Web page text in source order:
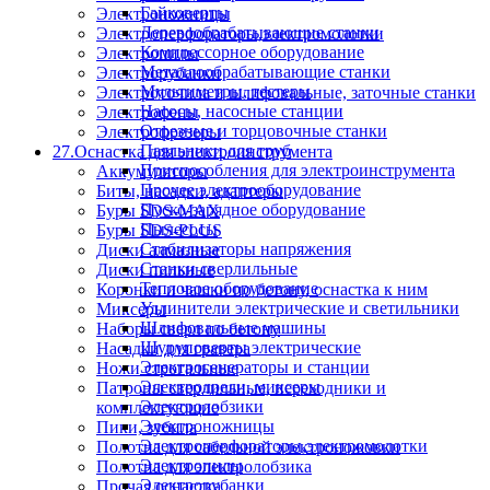
Электроножницы
Электроперфораторы,электромолотки
Электропилы
Электрорубанки
Электроточила и шлифовальные, заточные станки
Электрофены
Электрофрезеры
27.Оснастка для электроинструмента
Аккумуляторы
Биты, насадки, адаптеры
Буры SDS-MAX
Буры SDS-PLUS
Диски алмазные
Диски пильные
Коронки и чашки по бетону, оснастка к ним
Миксеры
Наборы сверл по бетону
Насадки для гравера
Ножи строгальные
Патроны сверлильные, переходники и
комплектующие
Пики, зубила
Полотна для сабельной электроножовки
Полотна для электролобзика
Прочая оснастка
Гайковерты
Деревообрабатывающие станки
Компрессорное оборудование
Металлообрабатывающие станки
Мультиметры, тестеры
Насосы, насосные станции
Отрезные и торцовочные станки
Паяльники для труб
Приспособления для электроинструмента
Прочее электрооборудование
Пуско-зарядное оборудование
Пылесосы
Стабилизаторы напряжения
Станки сверлильные
Тепловое оборудование
Удлинители электрические и светильники
Шлифовальные машины
Шуруповерты электрические
Электрогенераторы и станции
Электродрели, миксеры
Электролобзики
Электроножницы
Электроперфораторы,электромолотки
Электропилы
Электрорубанки